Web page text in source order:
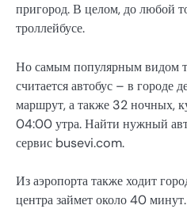
пригород. В целом, до любой
троллейбусе.
Но самым популярным видом
считается автобус – в городе
маршрут, а также 32 ночных,
04:00 утра. Найти нужный
сервис busevi.com.
Из аэропорта также ходит
центра займет около 40